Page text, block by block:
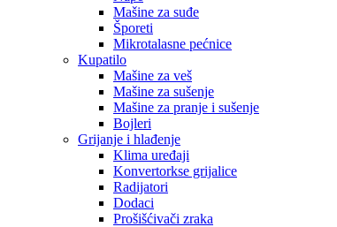
Mašine za suđe
Šporeti
Mikrotalasne pećnice
Kupatilo
Mašine za veš
Mašine za sušenje
Mašine za pranje i sušenje
Bojleri
Grijanje i hlađenje
Klima uređaji
Konvertorkse grijalice
Radijatori
Dodaci
Prošišćivači zraka